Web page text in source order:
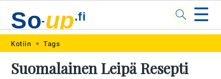
Skip
primary
Skip
main
Skip
primary
Skip
footer
So-up.fi ☰
Kotiin Tags
Suomalainen Leipä Resepti